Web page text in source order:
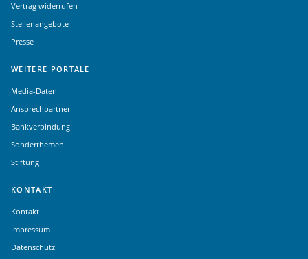
Vertrag widerrufen
Stellenangebote
Presse
WEITERE PORTALE
Media-Daten
Ansprechpartner
Bankverbindung
Sonderthemen
Stiftung
KONTAKT
Kontakt
Impressum
Datenschutz